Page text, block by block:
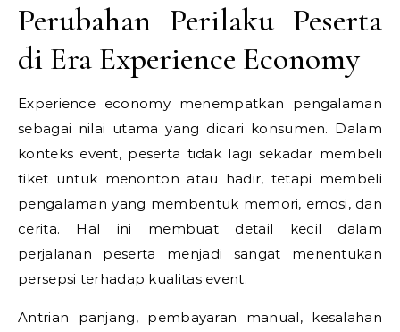
Perubahan Perilaku Peserta
di Era Experience Economy
Experience economy menempatkan pengalaman
sebagai nilai utama yang dicari konsumen. Dalam
konteks event, peserta tidak lagi sekadar membeli
tiket untuk menonton atau hadir, tetapi membeli
pengalaman yang membentuk memori, emosi, dan
cerita. Hal ini membuat detail kecil dalam
perjalanan peserta menjadi sangat menentukan
persepsi terhadap kualitas event.
Antrian panjang, pembayaran manual, kesalahan